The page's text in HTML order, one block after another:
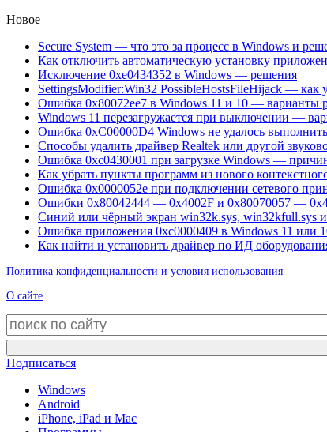
Новое
Secure System — что это за процесс в Windows и
Как отключить автоматическую установку
Исключение 0xe0434352 в Windows — решения
SettingsModifier:Win32 PossibleHostsFileHijack — как
Ошибка 0x80072ee7 в Windows 11 и 10 — варианты
Windows 11 перезагружается при выключении —
Ошибка 0xC00000D4 Windows не удалось
Способы удалить драйвер Realtek или другой
Ошибка 0xc0430001 при загрузке Windows —
Как убрать пункты программ из нового
Ошибка 0x0000052e при подключении сетевого
Ошибки 0x80042444 — 0x4002F и 0x80070057 —
Синий или чёрный экран win32k.sys, win32kfull.sys
Ошибка приложения 0xc0000409 в Windows 11
Как найти и установить драйвер по ИД
Политика конфиденциальности и условия использования
О сайте
Подписаться
Windows
Android
iPhone, iPad и Mac